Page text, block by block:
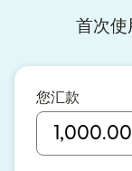
首次使
您汇款